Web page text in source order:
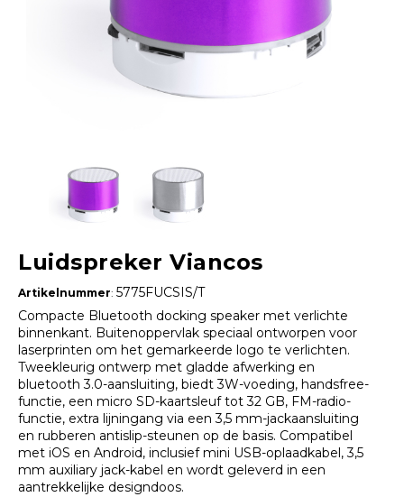
Luidspreker Viancos
Artikelnummer:5775FUCSIS/T
Compacte Bluetooth docking speaker met verlichte
binnenkant. Buitenoppervlak speciaal ontworpen voor
laserprinten om het gemarkeerde logo te verlichten.
Tweekleurig ontwerp met gladde afwerking en
bluetooth 3.0-aansluiting, biedt 3W-voeding, handsfree-
functie, een micro SD-kaartsleuf tot 32 GB, FM-radio-
functie, extra lijningang via een 3,5 mm-jackaansluiting
en rubberen antislip-steunen op de basis. Compatibel
met iOS en Android, inclusief mini USB-oplaadkabel, 3,5
mm auxiliary jack-kabel en wordt geleverd in een
aantrekkelijke designdoos.